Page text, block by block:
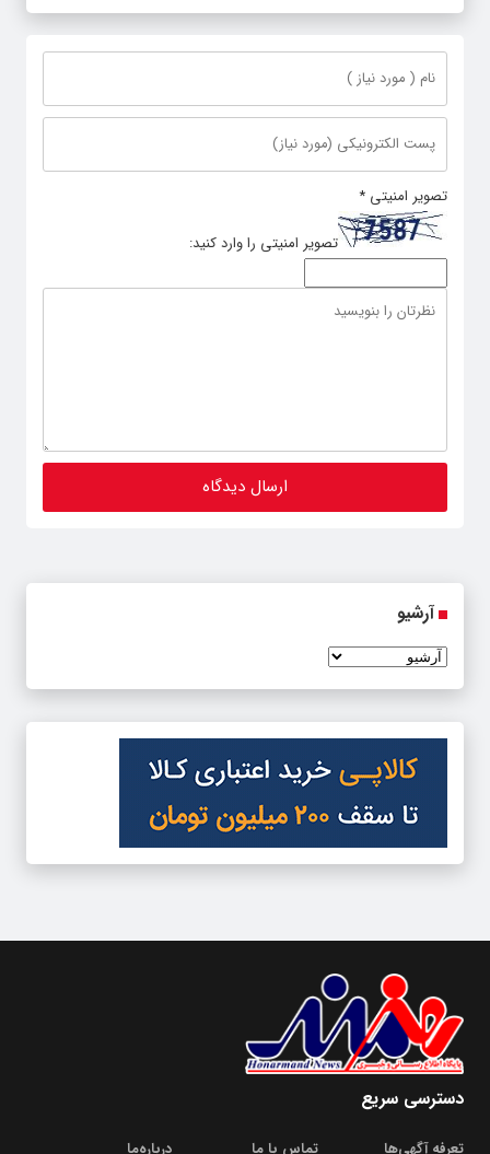
تصویر امنیتی *
تصویر امنیتی را وارد کنید:
آرشیو
دسترسی سریع
تعرفه آگهی‌ها تماس با ما درباره‌‌ما